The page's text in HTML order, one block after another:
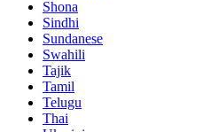
Shona
Sindhi
Sundanese
Swahili
Tajik
Tamil
Telugu
Thai